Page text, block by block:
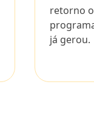
retorno o
já gerou.